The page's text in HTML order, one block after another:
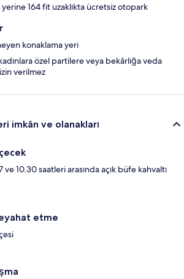
164 fit uzaklıkta ücretsiz otopark
konaklama yeri
özel partilere veya bekârlığa veda
verilmez
imkân ve olanakları
ve 10.30 saatleri arasında açık büfe kahvaltı
etme